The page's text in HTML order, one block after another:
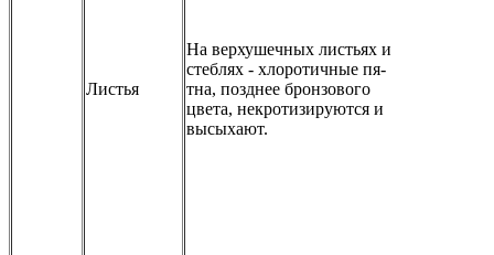
Листья
На верхушечных листьях и
стеблях - хлоротичные пя-
тна, позднее бронзового
цвета, некротизируются и
высыхают.